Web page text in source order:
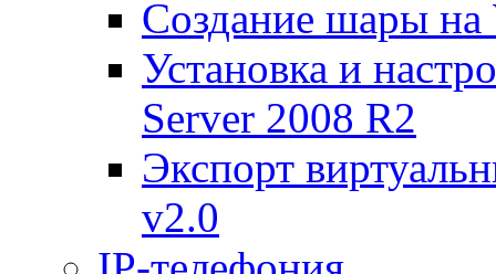
Создание шары на
Установка и
Server 2008 R2
Экспорт
v2.0